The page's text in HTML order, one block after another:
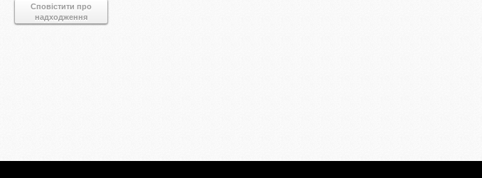
Сповістити про
надходження